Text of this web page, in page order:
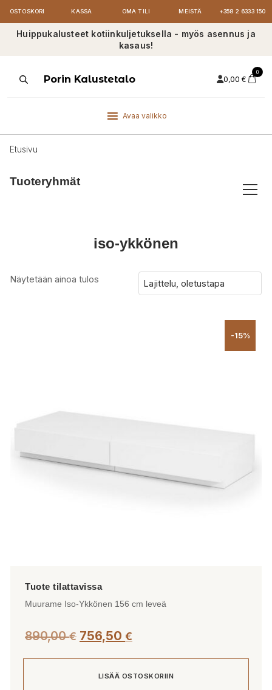
OSTOSKORI KASSA OMA TILI MEISTÄ +358 2 6333 150
Huippukalusteet kotiinkuljetuksella - myös asennus ja
kasaus!
ProductsPorin Kalustetalo 0,00 €
0
Avaa valikko
Etusivu
Tuoteryhmät
iso-ykkönen
Näytetään ainoa tulos
-15%
Muurame Iso-Ykkönen 156 cm leveä
890,00€ 756,50 €
LISÄÄ OSTOSKORIIN